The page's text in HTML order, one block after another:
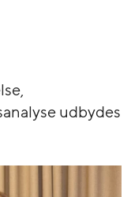
udbydes